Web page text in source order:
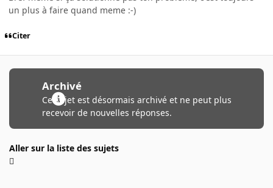
un plus à faire quand meme :-)
Citer
Archivé
Ce sujet est désormais archivé et ne peut plus
recevoir de nouvelles réponses.
Aller sur la liste des sujets